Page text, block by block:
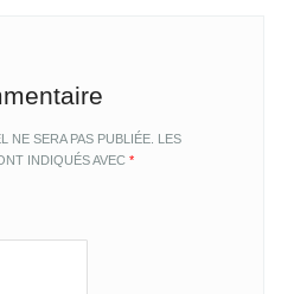
NE SERA PAS PUBLIÉE. LES
INDIQUÉS AVEC*